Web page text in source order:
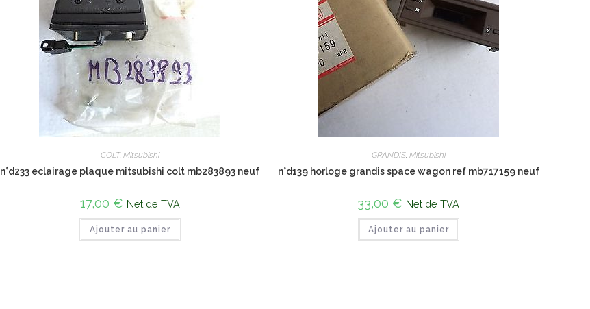
COLT, Mitsubishi
n°d233 eclairage plaque mitsubishi colt mb283893 neuf
17,00 € Net de TVA
Ajouter au panier
GRANDIS, Mitsubishi
n°d139 horloge grandis space wagon ref mb717159 neuf
33,00 € Net de TVA
Ajouter au panier